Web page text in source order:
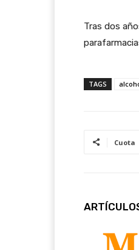
Tras dos
TAGS
Cuota